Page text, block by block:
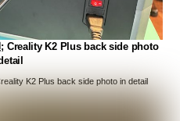
Creality K2 Plus back side photo
K2 Plus back side photo in detail